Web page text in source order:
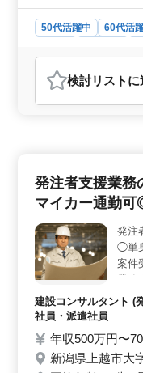
50代活躍中 60代活
おすすめポイント
＜経験を活かせる
事施工管理経験が求
有者が優遇されます
ける電気工事の施
いう魅力的な給与体
康保険・厚生年金・
も整っています。ま
た収入を得ること
＞ 新潟県上越市飯
が便利です。週5日
どの休日がしっかり
キャリアを築くのに
検討リスト に
発注者支援業
マイカー通勤
発注
◯単
案件
工
場完
50代
建設コンサルタント (
社員・派遣社員
年収500万円〜
新潟県上越市大